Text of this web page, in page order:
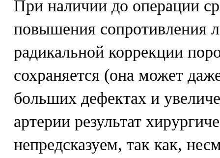
При наличии до операции
повышения сопротивления
радикальной коррекции
сохраняется (она может
больших дефектах и
артерии результат
непредсказуем, так как,